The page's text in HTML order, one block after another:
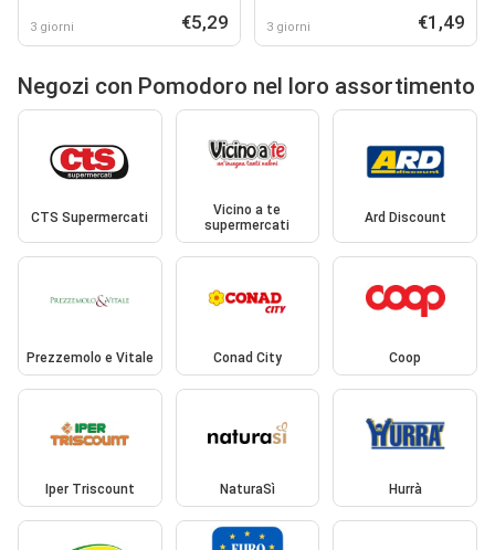
3 giorni €5,29 3 giorni €1,49
Negozi con Pomodoro nel loro assortimento
CTS Supermercati
Vicino a te
supermercati
Ard Discount
Prezzemolo e Vitale Conad City Coop
Iper Triscount NaturaSì Hurrà